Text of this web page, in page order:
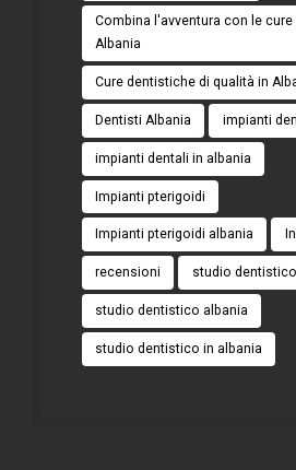
Combina l'avventura con le
Albania
Cure dentistiche di qualità in
Dentisti Albania impianti
impianti dentali in albania
Impianti pterigoidi
Impianti pterigoidi albania
recensioni studio dentistico
studio dentistico albania
studio dentistico in albania